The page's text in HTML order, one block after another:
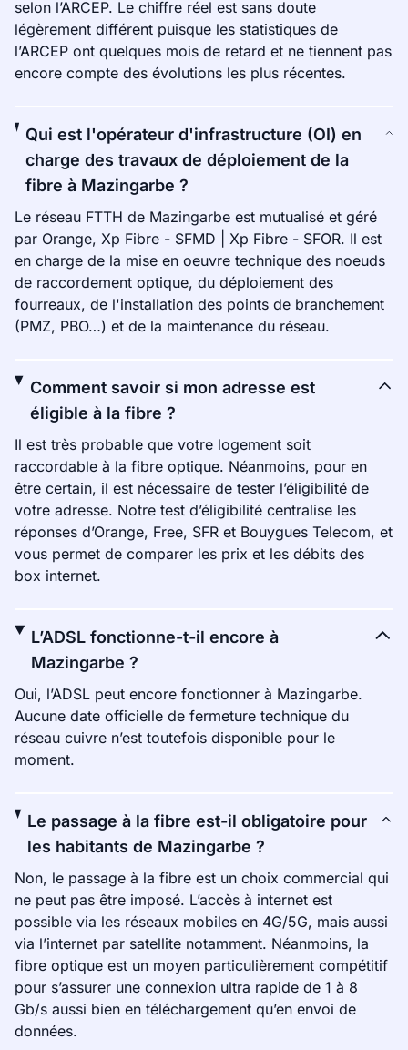
selon l’ARCEP. Le chiffre réel est sans doute
légèrement différent puisque les statistiques de
l’ARCEP ont quelques mois de retard et ne tiennent pas
encore compte des évolutions les plus récentes.
Qui est l'opérateur d'infrastructure (OI) en
charge des travaux de déploiement de la
fibre à Mazingarbe ?
Le réseau FTTH de Mazingarbe est mutualisé et géré
par Orange, Xp Fibre - SFMD | Xp Fibre - SFOR. Il est
en charge de la mise en oeuvre technique des noeuds
de raccordement optique, du déploiement des
fourreaux, de l'installation des points de branchement
(PMZ, PBO…) et de la maintenance du réseau.
Comment savoir si mon adresse est
éligible à la fibre ?
Il est très probable que votre logement soit
raccordable à la fibre optique. Néanmoins, pour en
être certain, il est nécessaire de tester l’éligibilité de
votre adresse. Notre test d’éligibilité centralise les
réponses d’Orange, Free, SFR et Bouygues Telecom, et
vous permet de comparer les prix et les débits des
box internet.
L’ADSL fonctionne-t-il encore à
Mazingarbe ?
Oui, l’ADSL peut encore fonctionner à Mazingarbe.
Aucune date officielle de fermeture technique du
réseau cuivre n’est toutefois disponible pour le
moment.
Le passage à la fibre est-il obligatoire pour
les habitants de Mazingarbe ?
Non, le passage à la fibre est un choix commercial qui
ne peut pas être imposé. L’accès à internet est
possible via les réseaux mobiles en 4G/5G, mais aussi
via l’internet par satellite notamment. Néanmoins, la
fibre optique est un moyen particulièrement compétitif
pour s’assurer une connexion ultra rapide de 1 à 8
Gb/s aussi bien en téléchargement qu’en envoi de
données.